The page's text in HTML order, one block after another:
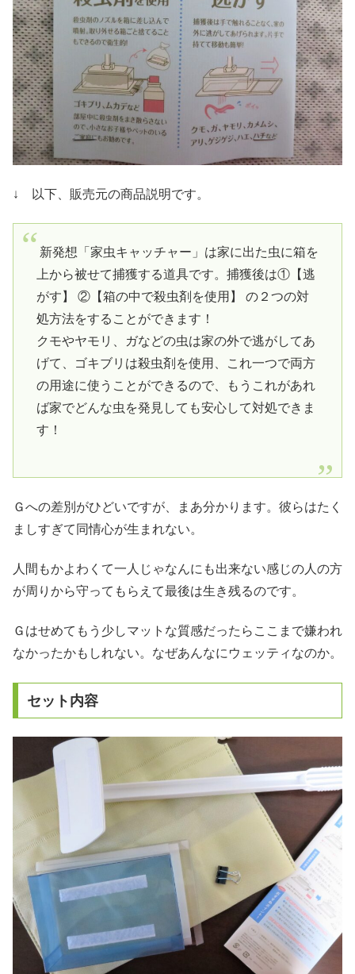
↓ 以下、販売元の商品説明です。
新発想「家虫キャッチャー」は家に出た虫に箱を
上から被せて捕獲する道具です。捕獲後は①【逃
がす】 ②【箱の中で殺虫剤を使用】 の２つの対
処方法をすることができます！
クモやヤモリ、ガなどの虫は家の外で逃がしてあ
げて、ゴキブリは殺虫剤を使用、これ一つで両方
の用途に使うことができるので、もうこれがあれ
ば家でどんな虫を発見しても安心して対処できま
す！
Ｇへの差別がひどいですが、まあ分かります。彼らはたく
ましすぎて同情心が生まれない。
人間もかよわくて一人じゃなんにも出来ない感じの人の方
が周りから守ってもらえて最後は生き残るのです。
Ｇはせめてもう少しマットな質感だったらここまで嫌われ
なかったかもしれない。なぜあんなにウェッティなのか。
セット内容